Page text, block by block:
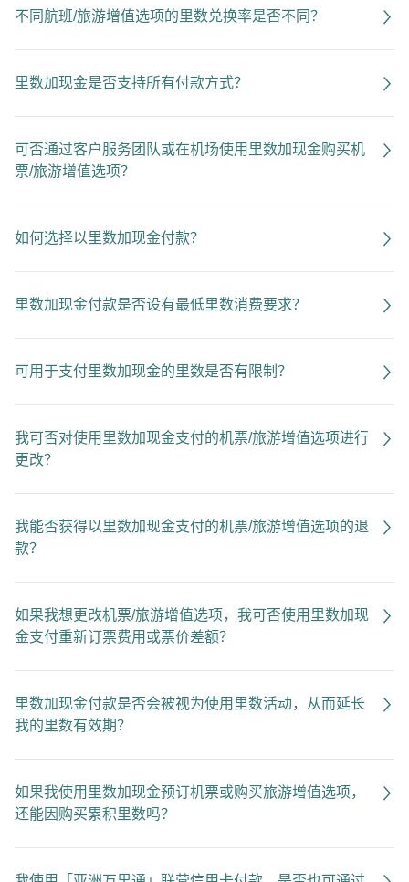
不同航班/旅游增值选项的里数兑换率是否不同？
里数加现金是否支持所有付款方式？
可否通过客户服务团队或在机场使用里数加现金购买机
票/旅游增值选项？
如何选择以里数加现金付款？
里数加现金付款是否设有最低里数消费要求？
可用于支付里数加现金的里数是否有限制？
我可否对使用里数加现金支付的机票/旅游增值选项进行
更改？
我能否获得以里数加现金支付的机票/旅游增值选项的退
款？
如果我想更改机票/旅游增值选项，我可否使用里数加现
金支付重新订票费用或票价差额？
里数加现金付款是否会被视为使用里数活动，从而延长
我的里数有效期？
如果我使用里数加现金预订机票或购买旅游增值选项，
还能因购买累积里数吗？